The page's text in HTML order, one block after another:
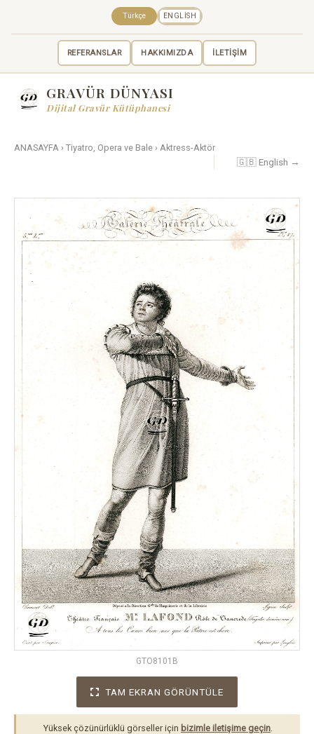
REFERANSLAR HAKKIMIZDA İLETİŞİM
Türkçe ENGLISH
GRAVÜR DÜNYASI
Dijital Gravür Kütüphanesi
ANASAYFA › Tiyatro, Opera ve Bale › Aktress-Aktör
🇬🇧 English →
GTO8101B
TAM EKRAN GÖRÜNTÜLE
Yüksek çözünürlüklü görseller için bizimle iletişime geçin